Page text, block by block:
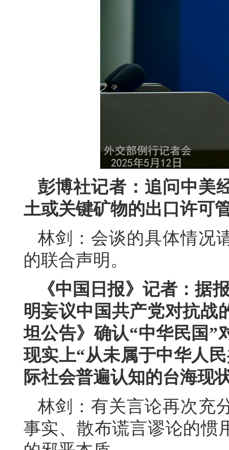
彭博社记者：追问中美
土或关键矿物的出口许可
林剑：会谈的具体情况
的联合声明。
《中国日报》记者：据
明妄议中国共产党对抗战
坦公告》确认“中华民国”
现实上“从未属于中华人
际社会普遍认知的台海现
林剑：有关言论再次充
事实、散布谎言谬论的惯